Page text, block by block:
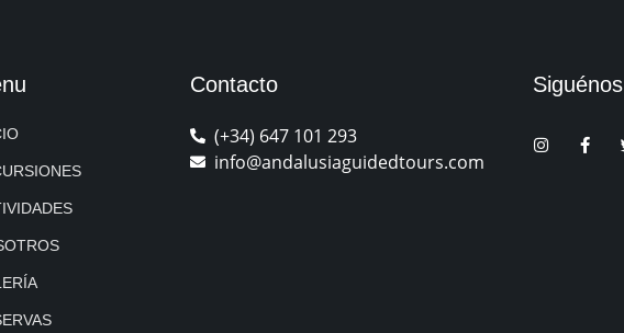
Contacto
(+34) 647 101 293
info@andalusiaguidedtours.com
Siguénos